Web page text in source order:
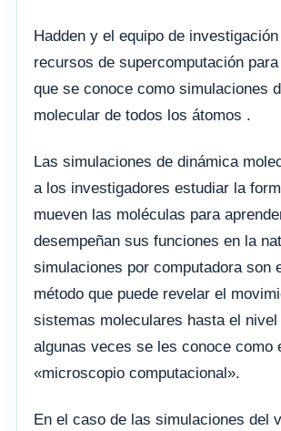
Hadden y el equipo de
recursos de supercomputación
que se conoce como simulaciones
molecular de todos los átomos .
Las simulaciones de dinámica
a los investigadores estudiar la
mueven las moléculas para
desempeñan sus funciones en la
simulaciones por computadora son
método que puede revelar el
sistemas moleculares hasta el
algunas veces se les conoce como
«microscopio computacional».
En el caso de las simulaciones del